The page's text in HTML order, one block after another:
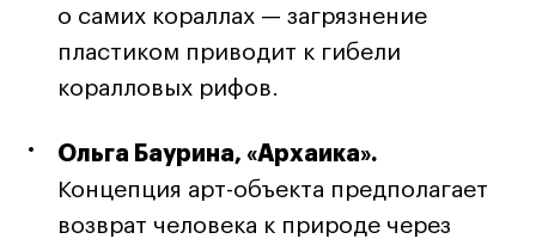
Публичная оферта
Условия возврата
Кредит на образование с господдержкой
деятельности АНО ВО «Универсальный
Университет»
о самих кораллах — загрязнение
пластиком приводит к гибели
коралловых рифов.
Ольга Баурина, «Архаика».
Концепция арт-объекта предполагает
возврат человека к природе через